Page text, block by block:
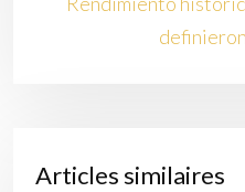
Articles similaires